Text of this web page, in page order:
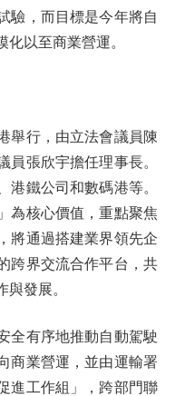
驗，而目標是今年將自
以至商業營運。
行，由立法會議員陳
員張欣宇擔任理事長。
港鐵公司和數碼港等。
為核心價值，重點聚焦
將通過搭建業界領先企
跨界交流合作平台，共
發展。
有序地推動自動駕駛
商業營運，並由運輸署
進工作組」，跨部門聯